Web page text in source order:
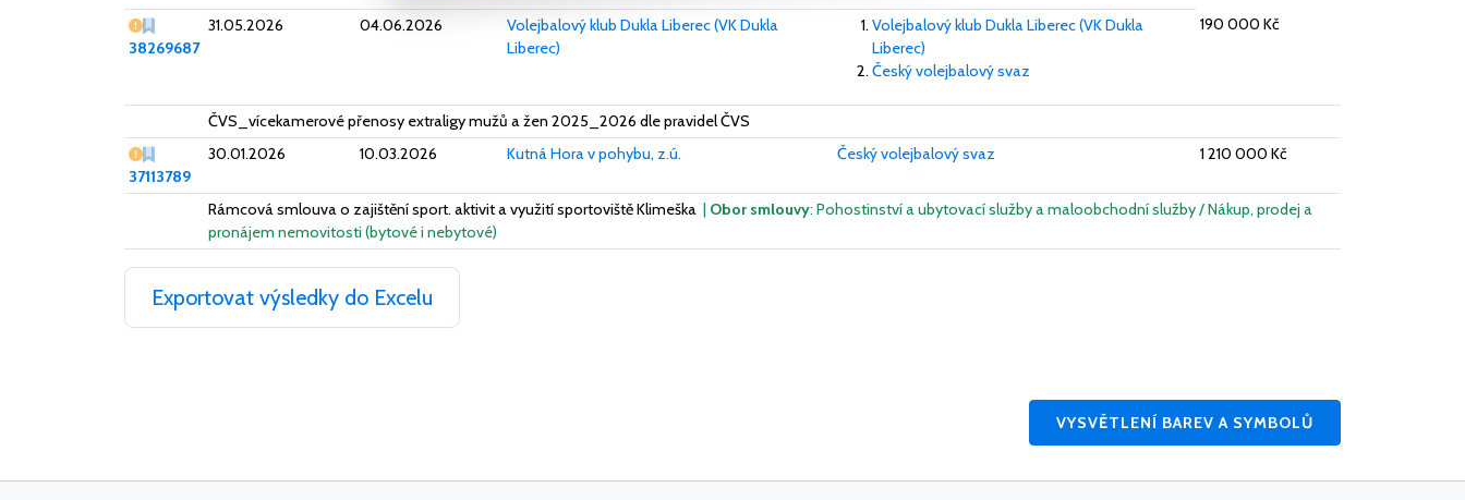
Vážný nedostatek
38269687
31.05.2026 04.06.2026
Volejbalový klub Dukla Liberec (VK Dukla
Liberec)
Volejbalový klub Dukla Liberec (VK Dukla
Liberec)
Český volejbalový svaz
190 000 Kč
ČVS_vícekamerové přenosy extraligy mužů a žen 2025_2026 dle pravidel ČVS
Vážný nedostatek
37113789
30.01.2026 10.03.2026 Kutná Hora v pohybu, z.ú. Český volejbalový svaz 1 210 000 Kč
Rámcová smlouva o zajištění sport. aktivit a využití sportoviště Klimeška | Obor smlouvy: Pohostinství a ubytovací služby a maloobchodní služby / Nákup, prodej a
pronájem nemovitosti (bytové i nebytové)
Exportovat výsledky do Excelu
VYSVĚTLENÍ BAREV A SYMBOLŮ